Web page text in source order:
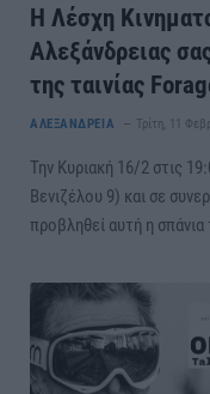
Η Λέσχη
Αλεξάνδρειας
της ταινίας
ΑΛΕΞΑΝΔΡΕΙΑ Τρίτη, 11
Την Κυριακή 16/2 στις
Βενιζέλου 9) και σε
προβληθεί αυτή η σπάνια